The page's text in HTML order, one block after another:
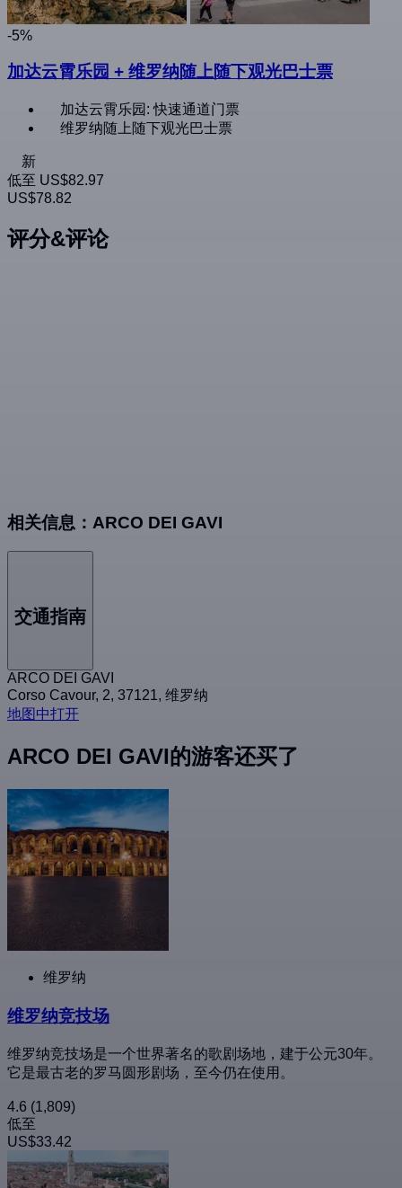
-5%
加达云霄乐园 + 维罗纳随上随下观光巴士票
加达云霄乐园: 快速通道门票
维罗纳随上随下观光巴士票
新
低至 US$82.97
US$78.82
评分&评论
相关信息：ARCO DEI GAVI
交通指南
ARCO DEI GAVI
Corso Cavour, 2, 37121, 维罗纳
地图中打开
ARCO DEI GAVI的游客还买了
维罗纳
维罗纳竞技场
维罗纳竞技场是一个世界著名的歌剧场地，建于公元30年。
它是最古老的罗马圆形剧场，至今仍在使用。
4.6 (1,809)
低至
US$33.42